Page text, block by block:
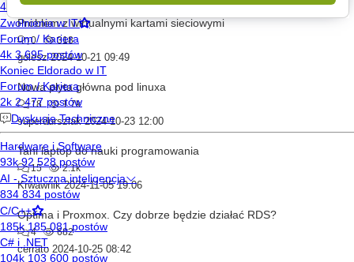
Problem z wirtualnymi kartami sieciowymi
0 318
golesz 2024-10-21 09:49
Nowa płyta główna pod linuxa
18 1.7k
superdurszlak 2024-10-23 12:00
Tani laptop do nauki programowania
15 2.1k
Krwawnik 2024-11-05 19:06
Optima i Proxmox. Czy dobrze będzie działać RDS?
4 682
cerrato 2024-10-25 08:42